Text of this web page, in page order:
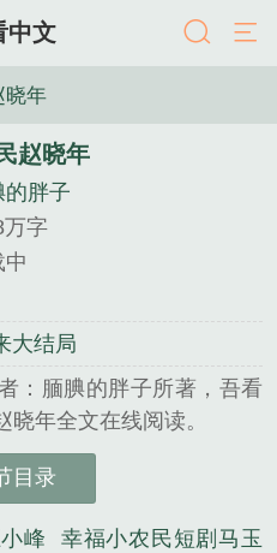
中文
晓年
赵晓年
的胖子
万字
大结局
：腼腆的胖子所著，吾看
年全文在线阅读。
址：www.5kzw.net...
腆的胖子精心创作的言情
目录
峰
幸福小农民短剧马玉